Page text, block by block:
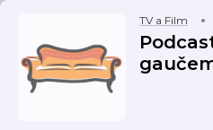
TV a Film